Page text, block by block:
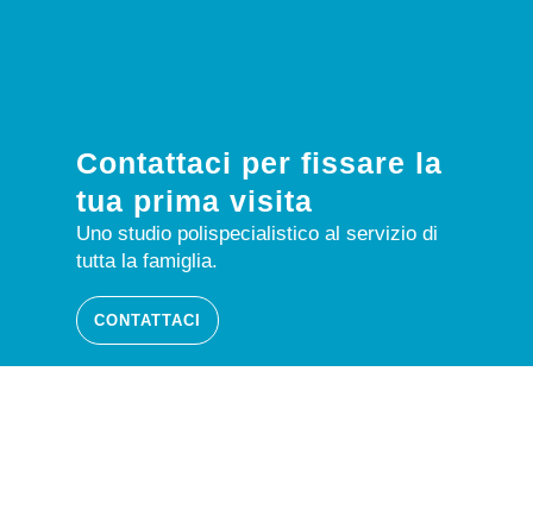
Contattaci per fissare la
tua prima visita
Uno studio polispecialistico al servizio di
tutta la famiglia.
CONTATTACI